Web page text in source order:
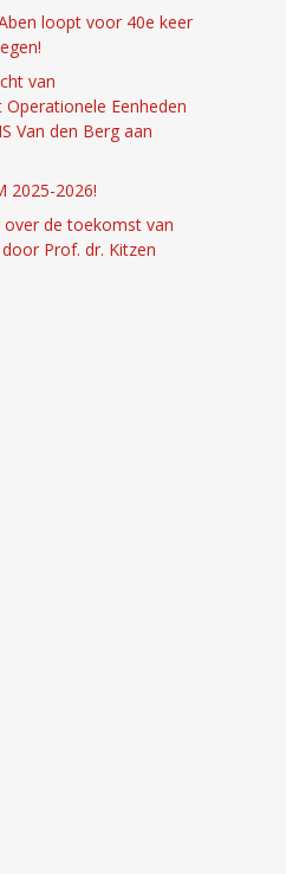
loopt voor 40e keer
van
Eenheden
Van den Berg aan
2025-2026!
over de toekomst van
Prof. dr. Kitzen